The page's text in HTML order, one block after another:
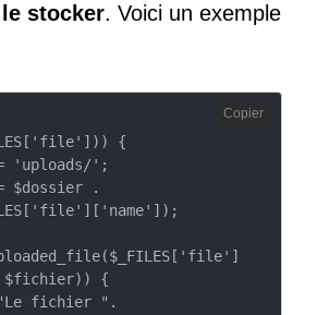
stocker. Voici un exemple
{
$fichier)) {
Copier